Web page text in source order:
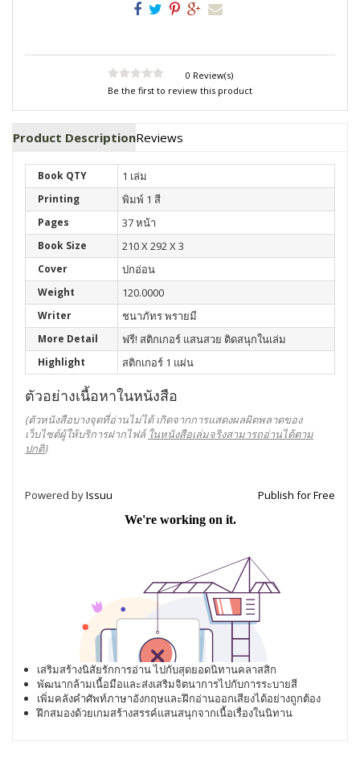
0 Review(s)
Be the first to review this product
Product DescriptionReviews
Book QTY 1 เล่ม
Printing พิมพ์ 1 สี
Pages 37 หน้า
Book Size 210 X 292 X 3
Cover ปกอ่อน
Weight 120.0000
Writer ชนาภัทร พรายมี
More Detail ฟรี! สติกเกอร์ แสนสวย ติดสนุกในเล่ม
Highlight สติกเกอร์ 1 แผ่น
ตัวอย่างเนื้อหาในหนังสือ
(ตัวหนังสือบางจุดที่อ่านไม่ได้ เกิดจากการแสดงผลผิดพลาดของ
เว็บไซต์ผู้ให้บริการฝากไฟล์ ในหนังสือเล่มจริงสามารถอ่านได้ตาม
ปกติ)
Powered byIssuu Publish for Free
เสริมสร้างนิสัยรักการอ่าน ไปกับสุดยอดนิทานคลาสสิก
พัฒนากล้ามเนื้อมือและส่งเสริมจิตนาการไปกับการระบายสี
เพิ่มคลังคำศัพท์ภาษาอังกฤษและฝึกอ่านออกเสียงได้อย่างถูกต้อง
ฝึกสมองด้วยเกมสร้างสรรค์แสนสนุกจากเนื้อเรื่องในนิทาน